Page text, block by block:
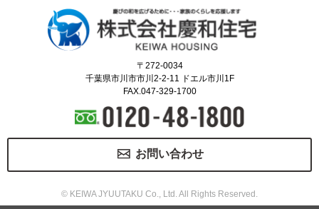
〒272-0034
千葉県市川市市川2-2-11 ドエル市川1F
FAX.047-329-1700
お問い合わせ
© KEIWA JYUUTAKU Co., Ltd. All Rights Reserved.